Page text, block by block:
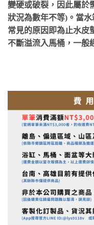
變硬或破裂，因此屬於
狀況為數年不等)。當
常見的原因即為止水皮
不斷溢流入馬桶，一般